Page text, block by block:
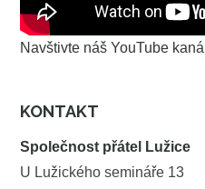
Navštivte náš YouTube kanál
KONTAKT
Společnost přátel Lužice
U Lužického semináře 13